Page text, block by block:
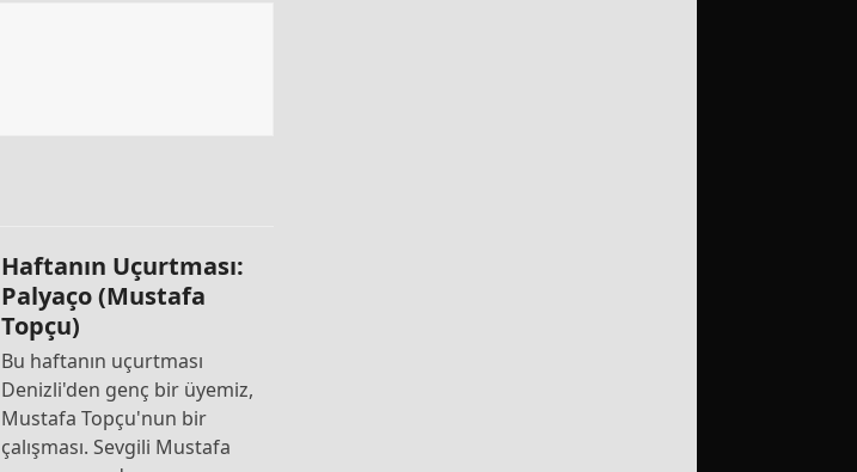
Haftanın Uçurtması:
Palyaço (Mustafa
Topçu)
Bu haftanın uçurtması
Denizli'den genç bir üyemiz,
Mustafa Topçu'nun bir
çalışması. Sevgili Mustafa